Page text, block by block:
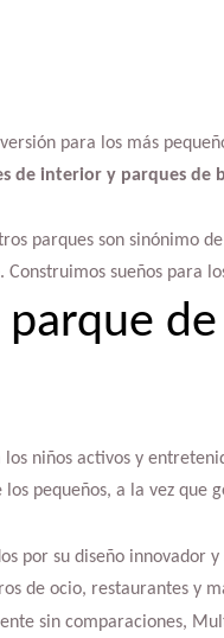
para los más
de interior y parques de
parques son sinónimo
sueños para
niños activos y
los pequeños, a la vez que
por su diseño innovador
de ocio, restaurantes y
sin comparaciones,